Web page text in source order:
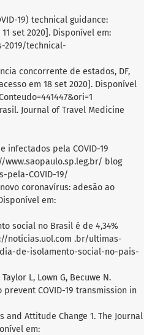
19) technical guidance:
set 2020]. Disponível em:
2019/technical-
concorrente de estados, DF,
em 18 set 2020]. Disponível
Journal of Travel Medicine
infectados pela COVID-19
www.saopaulo.sp.leg.br/ blog
COVID-19/
coronavírus: adesão ao
em:
social no Brasil é de 4,34%
noticias.uol.com .br/ultimas-
de-isolamento-social-no-pais-
L, Lown G, Becuwe N.
COVID-19 transmission in
and Attitude Change 1. The Journal
em: